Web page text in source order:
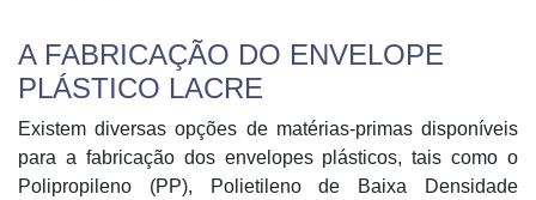
A FABRICAÇÃO DO ENVELOPE
PLÁSTICO LACRE
Existem diversas opções de matérias-primas disponíveis
para a fabricação dos envelopes plásticos, tais como o
Polipropileno (PP), Polietileno de Baixa Densidade